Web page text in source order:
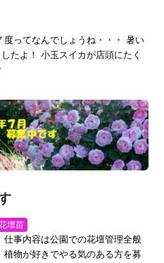
ってなんでしょうね・・・ 暑い
たよ！ 小玉スイカが店頭にたく
壇苗
事内容は公園での花壇管理全般
物が好きでやる気のある方を募